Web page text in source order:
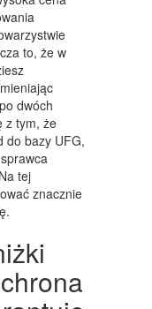
to, że w
dwóch
z tym, że
do bazy UFG,
tej
znacznie